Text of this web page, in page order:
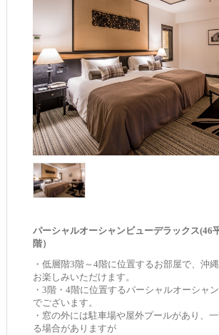
パーシャルオーシャンビューデラックス(46
階）
・低層階3階～4階に位置するお部屋で、沖
お楽しみいただけます。
・3階・4階に位置するパーシャルオーシャ
でございます。
・窓の外には駐車場や屋外プールがあり、
る場合がありますが